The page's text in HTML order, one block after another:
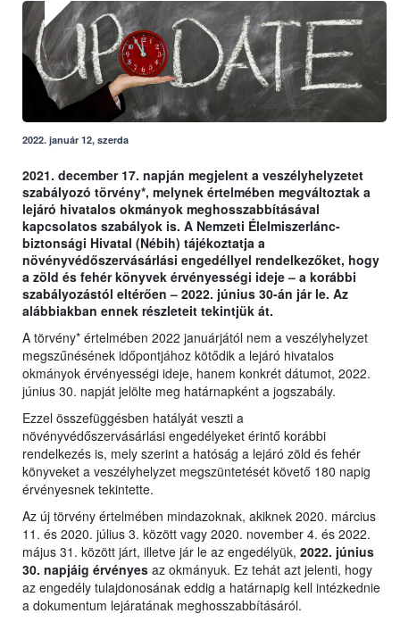
2022. január 12, szerda
2021. december 17. napján megjelent a veszélyhelyzetet
szabályozó törvény*, melynek értelmében megváltoztak a
lejáró hivatalos okmányok meghosszabbításával
kapcsolatos szabályok is. A Nemzeti Élelmiszerlánc-
biztonsági Hivatal (Nébih) tájékoztatja a
növényvédőszervásárlási engedéllyel rendelkezőket, hogy
a zöld és fehér könyvek érvényességi ideje – a korábbi
szabályozástól eltérően – 2022. június 30-án jár le. Az
alábbiakban ennek részleteit tekintjük át.
A törvény* értelmében 2022 januárjától nem a veszélyhelyzet
megszűnésének időpontjához kötődik a lejáró hivatalos
okmányok érvényességi ideje, hanem konkrét dátumot, 2022.
június 30. napját jelölte meg határnapként a jogszabály.
Ezzel összefüggésben hatályát veszti a
növényvédőszervásárlási engedélyeket érintő korábbi
rendelkezés is, mely szerint a hatóság a lejáró zöld és fehér
könyveket a veszélyhelyzet megszüntetését követő 180 napig
érvényesnek tekintette.
Az új törvény értelmében mindazoknak, akiknek 2020. március
11. és 2020. július 3. között vagy 2020. november 4. és 2022.
május 31. között járt, illetve jár le az engedélyük, 2022. június
30. napjáig érvényes az okmányuk. Ez tehát azt jelenti, hogy
az engedély tulajdonosának eddig a határnapig kell intézkednie
a dokumentum lejáratának meghosszabbításáról.